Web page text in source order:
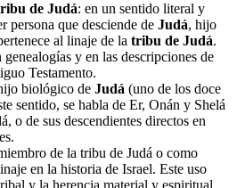
de Judá: en un sentido literal y
persona que desciende de Judá, hijo
al linaje de la tribu de Judá.
genealogías y en las descripciones de
Testamento.
biológico de Judá (uno de los doce
sentido, se habla de Er, Onán y Shelá
o de sus descendientes directos en
de la tribu de Judá o como
en la historia de Israel. Este uso
y la herencia material y espiritual